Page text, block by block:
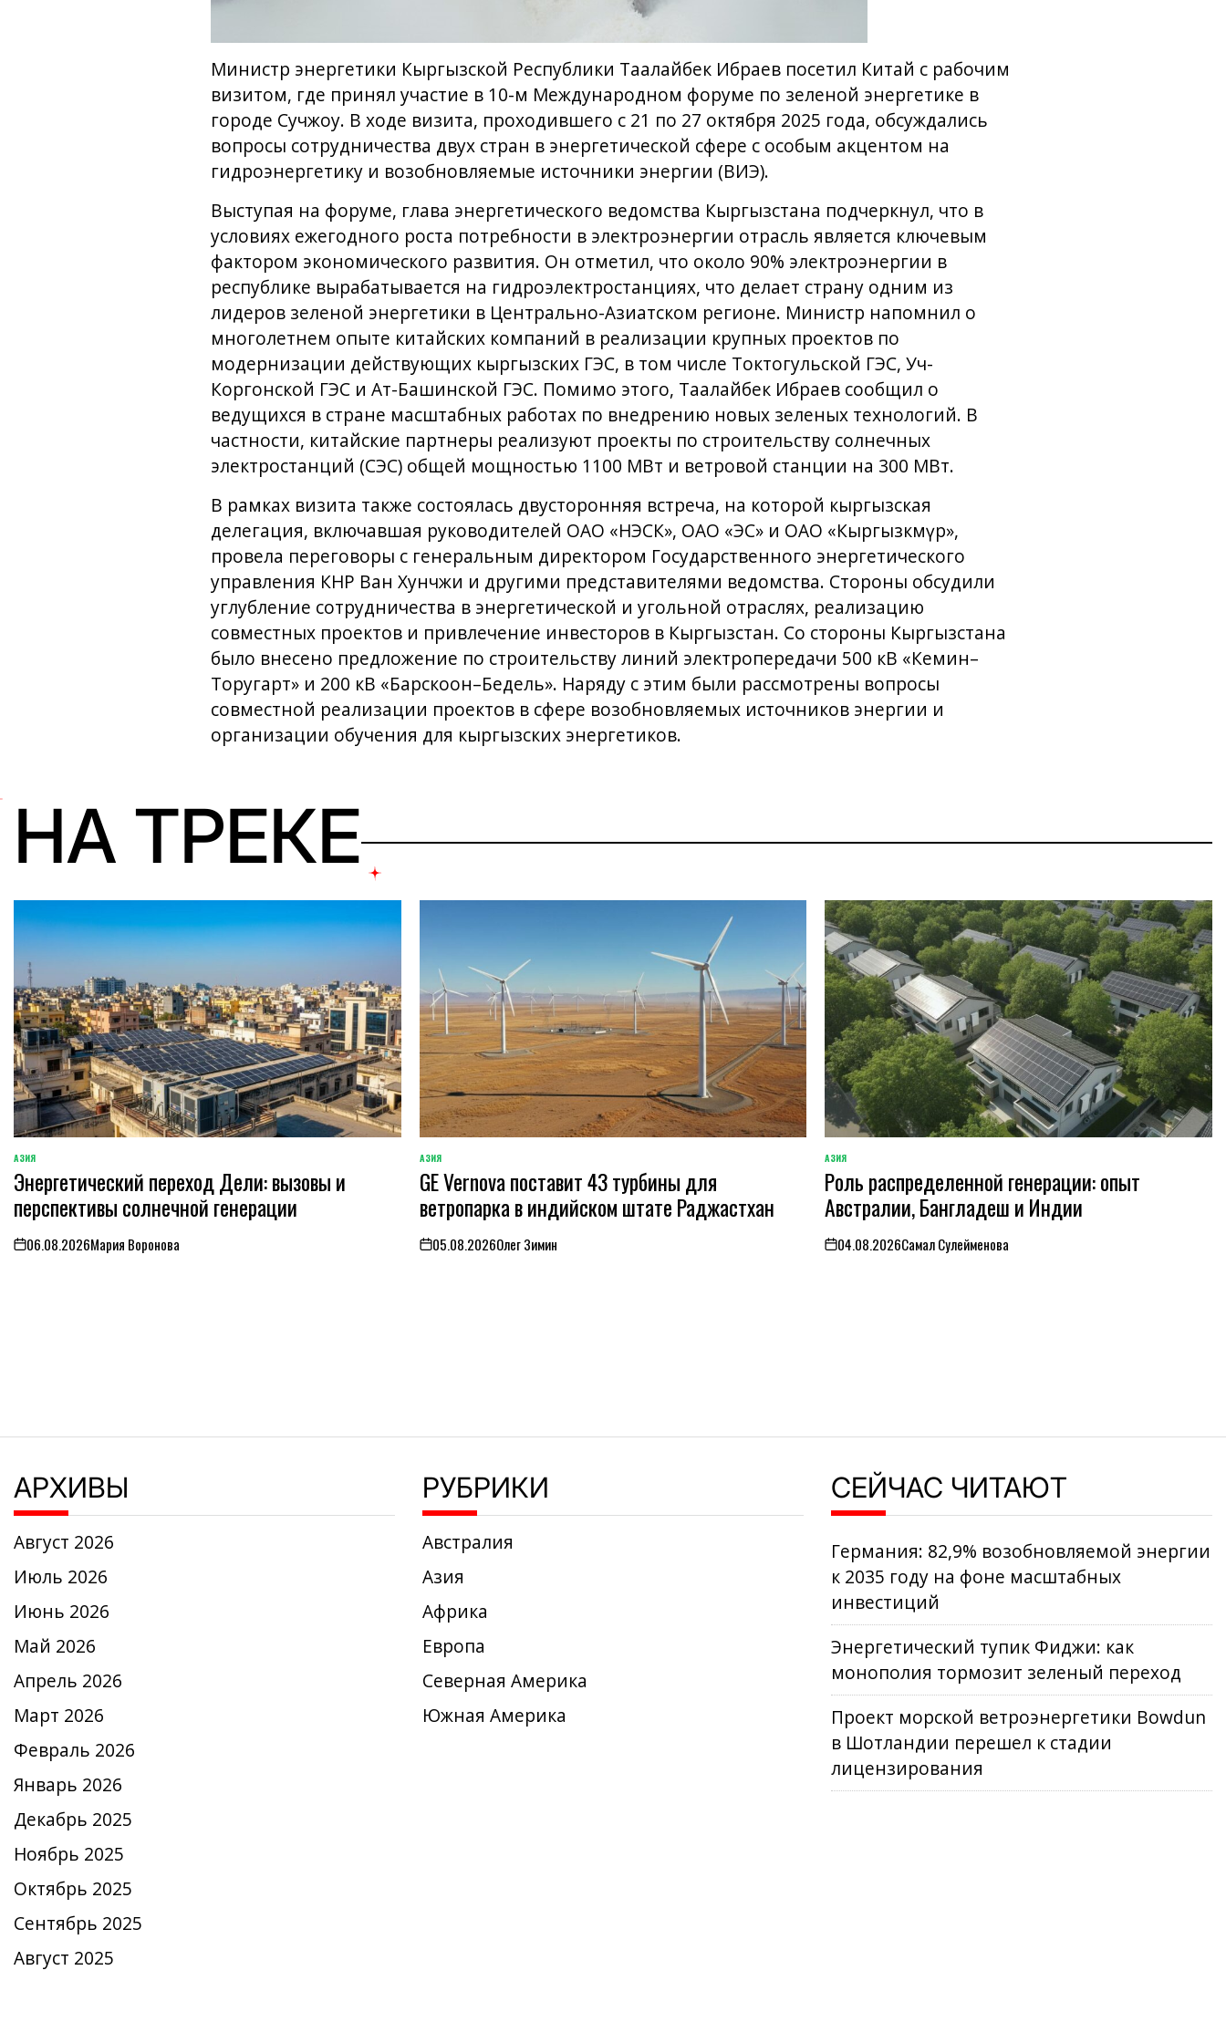
Министр энергетики Кыргызской Республики Таалайбек Ибраев посетил Китай с рабочим
визитом, где принял участие в 10-м Международном форуме по зеленой энергетике в
городе Сучжоу. В ходе визита, проходившего с 21 по 27 октября 2025 года, обсуждались
вопросы сотрудничества двух стран в энергетической сфере с особым акцентом на
гидроэнергетику и возобновляемые источники энергии (ВИЭ).
Выступая на форуме, глава энергетического ведомства Кыргызстана подчеркнул, что в
условиях ежегодного роста потребности в электроэнергии отрасль является ключевым
фактором экономического развития. Он отметил, что около 90% электроэнергии в
республике вырабатывается на гидроэлектростанциях, что делает страну одним из
лидеров зеленой энергетики в Центрально-Азиатском регионе. Министр напомнил о
многолетнем опыте китайских компаний в реализации крупных проектов по
модернизации действующих кыргызских ГЭС, в том числе Токтогульской ГЭС, Уч-
Коргонской ГЭС и Ат-Башинской ГЭС. Помимо этого, Таалайбек Ибраев сообщил о
ведущихся в стране масштабных работах по внедрению новых зеленых технологий. В
частности, китайские партнеры реализуют проекты по строительству солнечных
электростанций (СЭС) общей мощностью 1100 МВт и ветровой станции на 300 МВт.
В рамках визита также состоялась двусторонняя встреча, на которой кыргызская
делегация, включавшая руководителей ОАО «НЭСК», ОАО «ЭС» и ОАО «Кыргызкөмүр»,
провела переговоры с генеральным директором Государственного энергетического
управления КНР Ван Хунчжи и другими представителями ведомства. Стороны обсудили
углубление сотрудничества в энергетической и угольной отраслях, реализацию
совместных проектов и привлечение инвесторов в Кыргызстан. Со стороны Кыргызстана
было внесено предложение по строительству линий электропередачи 500 кВ «Кемин–
Торугарт» и 200 кВ «Барскоон–Бедель». Наряду с этим были рассмотрены вопросы
совместной реализации проектов в сфере возобновляемых источников энергии и
организации обучения для кыргызских энергетиков.
НА ТРЕКЕ
ОПУБЛИКОВАНО
В
АЗИЯ
Энергетический переход Дели: вызовы и
перспективы солнечной генерации
on06.08.2026Мария Воронова
ОПУБЛИКОВАНО
В
АЗИЯ
GE Vernova поставит 43 турбины для
ветропарка в индийском штате Раджастхан
on05.08.2026Олег Зимин
ОПУБЛИКОВАНО
В
АЗИЯ
Роль распределенной генерации: опыт
Австралии, Бангладеш и Индии
on04.08.2026Самал Сулейменова
АРХИВЫ
Август 2026
Июль 2026
Июнь 2026
Май 2026
Апрель 2026
Март 2026
Февраль 2026
Январь 2026
Декабрь 2025
Ноябрь 2025
Октябрь 2025
Сентябрь 2025
Август 2025
РУБРИКИ
Австралия
Азия
Африка
Европа
Северная Америка
Южная Америка
СЕЙЧАС ЧИТАЮТ
Германия: 82,9% возобновляемой энергии
к 2035 году на фоне масштабных
инвестиций
Энергетический тупик Фиджи: как
монополия тормозит зеленый переход
Проект морской ветроэнергетики Bowdun
в Шотландии перешел к стадии
лицензирования